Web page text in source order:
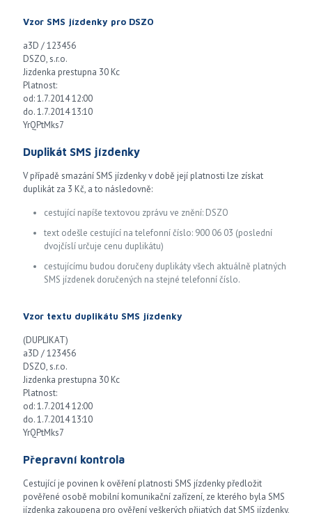
Vzor SMS jízdenky pro DSZO
a3D / 123456
DSZO, s.r.o.
Jizdenka prestupna 30 Kc
Platnost:
od: 1.7.2014 12:00
do. 1.7.2014 13:10
YrQPtMks7
Duplikát SMS jízdenky
V případě smazání SMS jízdenky v době její platnosti lze získat
duplikát za 3 Kč, a to následovně:
cestující napíše textovou zprávu ve znění: DSZO
text odešle cestující na telefonní číslo: 900 06 03 (poslední
dvojčíslí určuje cenu duplikátu)
cestujícímu budou doručeny duplikáty všech aktuálně platných
SMS jízdenek doručených na stejné telefonní číslo.
Vzor textu duplikátu SMS jízdenky
(DUPLIKAT)
a3D / 123456
DSZO, s.r.o.
Jizdenka prestupna 30 Kc
Platnost:
od: 1.7.2014 12:00
do. 1.7.2014 13:10
YrQPtMks7
Přepravní kontrola
Cestující je povinen k ověření platnosti SMS jízdenky předložit
pověřené osobě mobilní komunikační zařízení, ze kterého byla SMS
jízdenka zakoupena pro ověření veškerých přijatých dat SMS jízdenky,